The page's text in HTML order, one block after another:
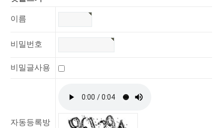
이름
비밀번호
비밀글사용
자동등록방